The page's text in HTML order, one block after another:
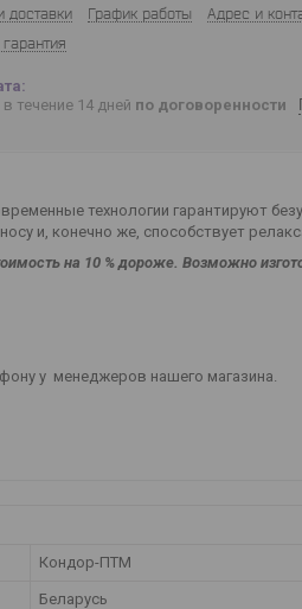
доставки График работы
Адрес и
течение 14 дней по договоренности
технологии гарантируют
и, конечно же, способствует
на 10 % дороже. Возможно
у менеджеров нашего магазина.
Кондор-ПТМ
Беларусь